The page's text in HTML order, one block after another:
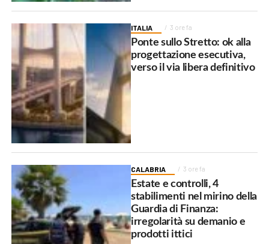
ITALIA 3 ore fa
Ponte sullo Stretto: ok alla
progettazione esecutiva,
verso il via libera definitivo
CALABRIA 3 ore fa
Estate e controlli, 4
stabilimenti nel mirino della
Guardia di Finanza:
irregolarità su demanio e
prodotti ittici